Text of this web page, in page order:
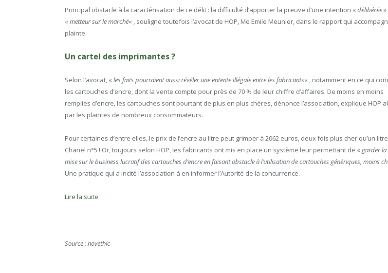
Principal obstacle à la caractérisation de ce délit : la difficulté d’apporter la preuve d’une intention «délibérée
«metteur sur le marché« , souligne toutefois l’avocat de HOP, Me Emile Meunier, dans le rapport qui
plainte.
Un cartel des imprimantes ?
Selon l’avocat, «les faits pourraient aussi révéler une entente illégale entre les fabricants« , notamment en ce qui
les cartouches d’encre, dont la vente compte pour près de 70 % de leur chiffre d’affaires. De moins en moins
remplies d’encre, les cartouches sont pourtant de plus en plus chères, dénonce l’association, explique HOP
par les plaintes de nombreux consommateurs.
Pour certaines d’entre elles, le prix de l’encre au litre peut grimper à 2062 euros, deux fois plus cher qu’un
Chanel n°5 ! Or, toujours selon HOP, les fabricants ont mis en place un système leur permettant de «garder
mise sur le business lucratif des cartouches d’encre en faisant obstacle à l’utilisation de cartouches génériques, moins
Une pratique qui a incité l’association à en informer l’Autorité de la concurrence.
Lire la suite
Source : novethic